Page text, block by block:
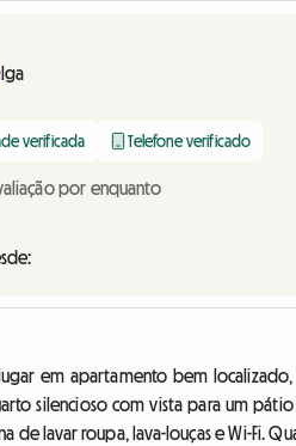
verificada Telefone verificado
por enquanto
em apartamento bem
silencioso com vista para um
de lavar roupa, lava-louças e Wi-Fi.